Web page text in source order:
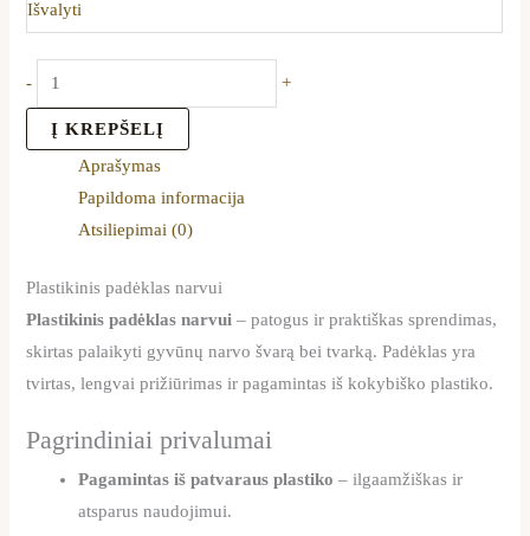
Išvalyti
- +
Į KREPŠELĮ
Aprašymas
Papildoma informacija
Atsiliepimai (0)
Plastikinis padėklas narvui
Plastikinis padėklas narvui – patogus ir praktiškas sprendimas,
skirtas palaikyti gyvūnų narvo švarą bei tvarką. Padėklas yra
tvirtas, lengvai prižiūrimas ir pagamintas iš kokybiško plastiko.
Pagrindiniai privalumai
Pagamintas iš patvaraus plastiko – ilgaamžiškas ir
atsparus naudojimui.